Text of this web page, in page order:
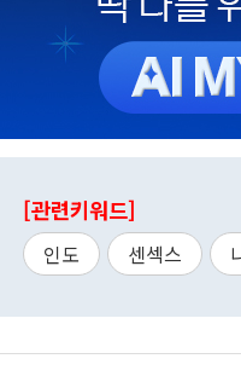
[관련키워드]
인도 센섹스